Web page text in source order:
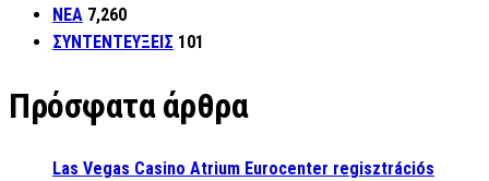
ΝΕΑ 7,260
ΣΥΝΤΕΝΤΕΥΞΕΙΣ 101
Πρόσφατα άρθρα
Las Vegas Casino Atrium Eurocenter regisztrációs